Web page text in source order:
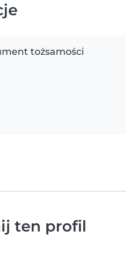
tożsamości
ten profil